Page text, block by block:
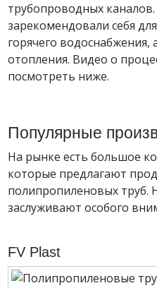
трубопроводных
зарекомендовали себя
горячего водоснабжения,
отопления. Видео о
посмотреть ниже.
Популярные
На рынке есть большое
которые предлагают
полипропиленовых труб.
заслуживают особого
FV Plast